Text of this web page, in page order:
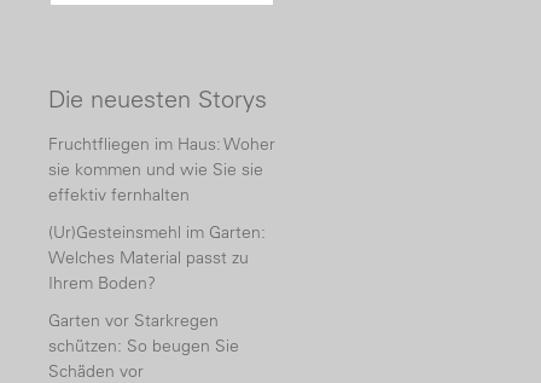
Die neuesten Storys
Fruchtfliegen im Haus: Woher
sie kommen und wie Sie sie
effektiv fernhalten
(Ur)Gesteinsmehl im Garten:
Welches Material passt zu
Ihrem Boden?
Garten vor Starkregen
schützen: So beugen Sie
Schäden vor